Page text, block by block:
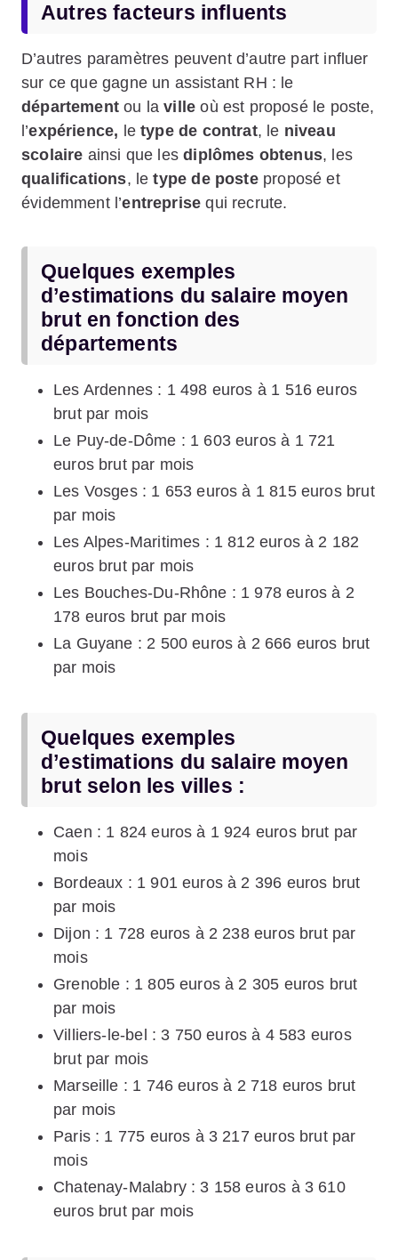
Autres facteurs influents
D’autres paramètres peuvent d’autre part influer
sur ce que gagne un assistant RH : le
départementou laville où est proposé le poste,
l’expérience, letype de contrat, le niveau
scolaire ainsi que lesdiplômes obtenus, les
qualifications, letype de posteproposé et
évidemment l’entreprise qui recrute.
Quelques exemples
d’estimations du salaire moyen
brut en fonction des
départements
Les Ardennes : 1 498 euros à 1 516 euros
brut par mois
Le Puy-de-Dôme : 1 603 euros à 1 721
euros brut par mois
Les Vosges : 1 653 euros à 1 815 euros brut
par mois
Les Alpes-Maritimes : 1 812 euros à 2 182
euros brut par mois
Les Bouches-Du-Rhône : 1 978 euros à 2
178 euros brut par mois
La Guyane : 2 500 euros à 2 666 euros brut
par mois
Quelques exemples
d’estimations du salaire moyen
brut selon les villes :
Caen : 1 824 euros à 1 924 euros brut par
mois
Bordeaux : 1 901 euros à 2 396 euros brut
par mois
Dijon : 1 728 euros à 2 238 euros brut par
mois
Grenoble : 1 805 euros à 2 305 euros brut
par mois
Villiers-le-bel : 3 750 euros à 4 583 euros
brut par mois
Marseille : 1 746 euros à 2 718 euros brut
par mois
Paris : 1 775 euros à 3 217 euros brut par
mois
Chatenay-Malabry : 3 158 euros à 3 610
euros brut par mois